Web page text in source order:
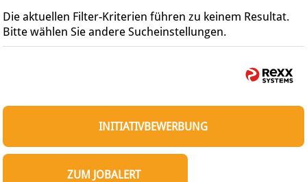
Die aktuellen Filter-Kriterien führen zu keinem Resultat.
Bitte wählen Sie andere Sucheinstellungen.
INITIATIVBEWERBUNG
ZUM JOBALERT